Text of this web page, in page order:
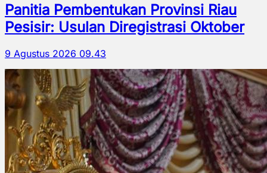
Panitia Pembentukan Provinsi Riau
Pesisir: Usulan Diregistrasi Oktober
9 Agustus 2026 09.43